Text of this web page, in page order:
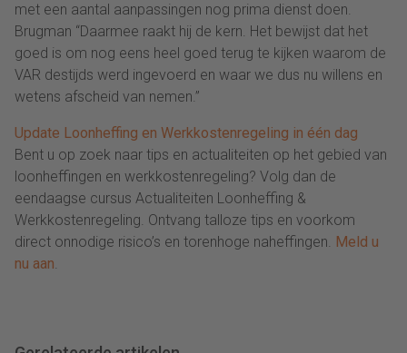
met een aantal aanpassingen nog prima dienst doen.
Brugman “Daarmee raakt hij de kern. Het bewijst dat het
goed is om nog eens heel goed terug te kijken waarom de
VAR destijds werd ingevoerd en waar we dus nu willens en
wetens afscheid van nemen.”
Update Loonheffing en Werkkostenregeling in één dag
Bent u op zoek naar tips en actualiteiten op het gebied van
loonheffingen en werkkostenregeling? Volg dan de
eendaagse cursus Actualiteiten Loonheffing &
Werkkostenregeling. Ontvang talloze tips en voorkom
direct onnodige risico’s en torenhoge naheffingen. Meld u
nu aan.